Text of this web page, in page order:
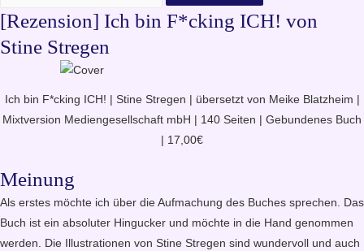
[Rezension] Ich bin F*cking ICH! von
Stine Stregen
Ich bin F*cking ICH! | Stine Stregen | übersetzt von Meike Blatzheim |
Mixtversion Mediengesellschaft mbH | 140 Seiten | Gebundenes Buch
| 17,00€
Meinung
Als erstes möchte ich über die Aufmachung des Buches sprechen. Das
Buch ist ein absoluter Hingucker und möchte in die Hand genommen
werden. Die Illustrationen von Stine Stregen sind wundervoll und auch